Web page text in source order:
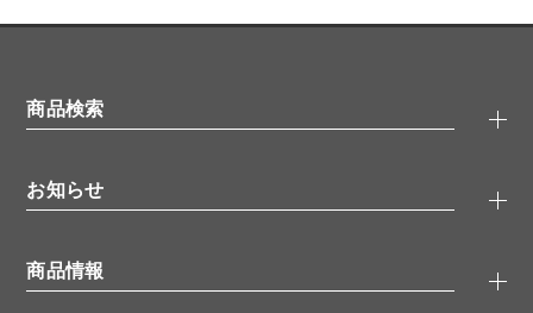
商品検索
タンパク質検索
ELISA/ELISpot検索
品番検索
お知らせ
無料サンプル
商品情報